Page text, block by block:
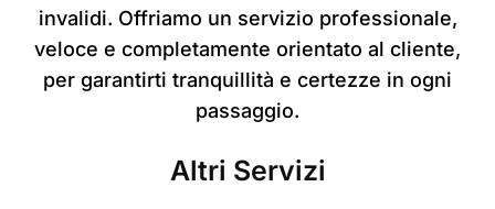
invalidi. Offriamo un servizio professionale,
veloce e completamente orientato al cliente,
per garantirti tranquillità e certezze in ogni
passaggio.
Altri Servizi